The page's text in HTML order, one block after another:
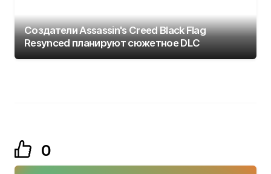
Создатели Assassin's Creed Black Flag
Resynced планируют сюжетное DLC
0